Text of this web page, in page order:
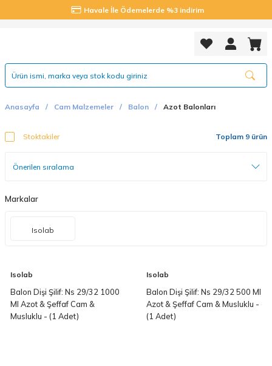
Havale İle Ödemelerde %3 indirim
Anasayfa Cam Malzemeler Balon Azot Balonları
Stoktakiler Toplam 9 ürün
Markalar
Isolab
Isolab
Balon Dişi Şilif: Ns 29/32 1000
Ml Azot & Şeffaf Cam &
Musluklu - (1 Adet)
Isolab
Balon Dişi Şilif: Ns 29/32 500 Ml
Azot & Şeffaf Cam & Musluklu -
(1 Adet)